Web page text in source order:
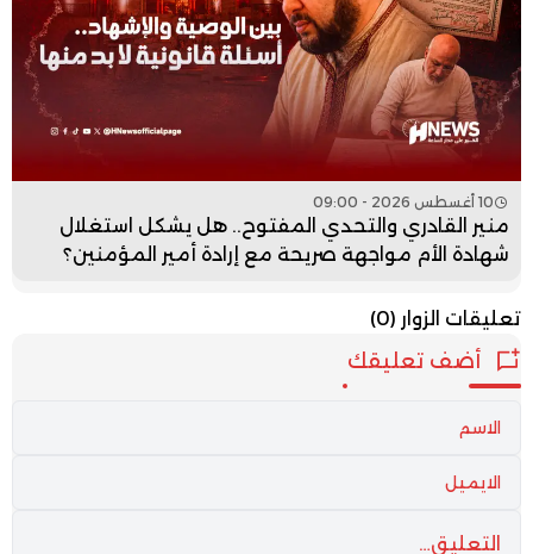
10 أغسطس 2026 - 09:00
منير القادري والتحدي المفتوح.. هل يشكل استغلال
شهادة الأم مواجهة صريحة مع إرادة أمير المؤمنين؟
تعليقات الزوار (0)
أضف تعليقك